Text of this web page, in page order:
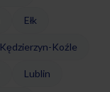
Ełk
Kędzierzyn-Koźle
Lublin